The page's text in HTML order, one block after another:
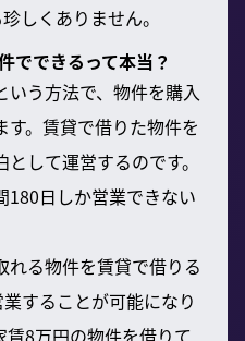
しくありません。
でできるって本当？
う方法で、物件を購入
。賃貸で借りた物件を
して運営するのです。
180日しか営業できない
れる物件を賃貸で借りる
することが可能になり
賃8万円の物件を借りて